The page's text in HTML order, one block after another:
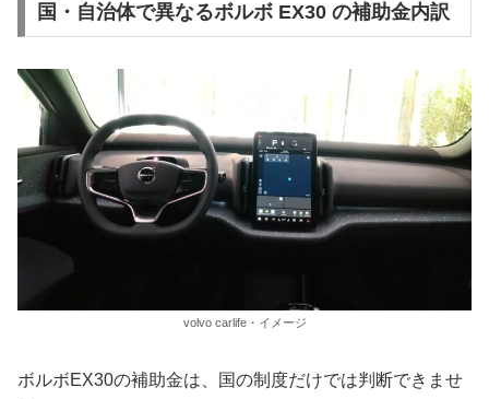
国・自治体で異なるボルボ EX30 の補助金内訳
volvo carlife・イメージ
ボルボEX30の補助金は、国の制度だけでは判断できませ